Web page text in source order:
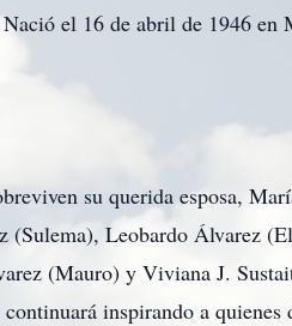
el 16 de abril de 1946 en
su querida esposa,
(Sulema), Leobardo Álvarez
(Mauro) y Viviana J.
inspirando a quienes